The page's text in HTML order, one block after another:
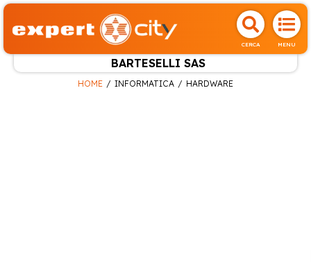
CERCA MENU
BARTESELLI SAS
HOME INFORMATICA HARDWARE